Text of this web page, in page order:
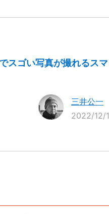
スゴい写真が撮れるスマ
三井公一
2022/12/